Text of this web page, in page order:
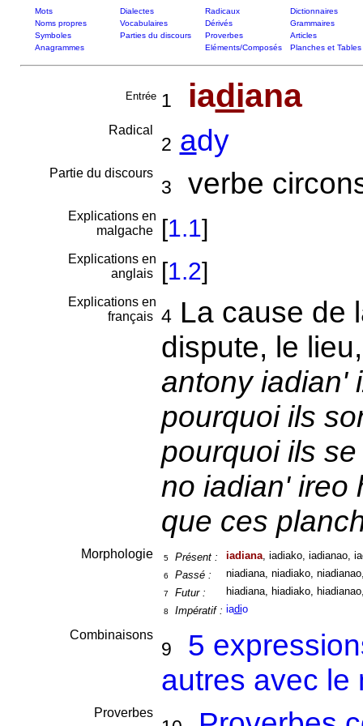
Mots Dialectes Radicaux
Dictionnaires
Noms propres
Vocabulaires Dérivés
Grammaires
Symboles
Parties du discours Proverbes
Articles
Anagrammes
Eléments/Composés Planches et Tables
Entrée 1 iadiana
Radical
2 ady
Partie du discours
3 verbe
Explications en
malgache
[1.1]
Explications en
anglais
[1.2]
Explications en
français 4La cause de
dispute, le
antony iadian'
pourquoi ils
pourquoi ils
no iadian' ireo
que ces
Morphologie 5 Présent : iadiana, iadiako, iadianao,
6 Passé : niadiana, niadiako,
7 Futur : hiadiana, hiadiako,
8 Impératif : iadio
Combinaisons
9
5
autres avec le
Proverbes